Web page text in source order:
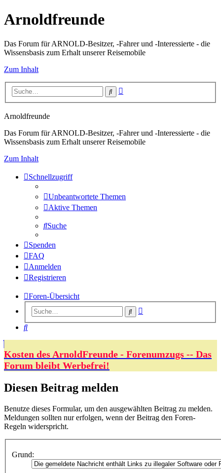
Arnoldfreunde
Das Forum für ARNOLD-Besitzer, -Fahrer und -Interessierte - die
Wissensbasis zum Erhalt unserer Reisemobile
Zum Inhalt
Suche
Arnoldfreunde
Das Forum für ARNOLD-Besitzer, -Fahrer und -Interessierte - die
Wissensbasis zum Erhalt unserer Reisemobile
Zum Inhalt
Schnellzugriff
Unbeantwortete Themen
Aktive Themen
Suche
Spenden
FAQ
Anmelden
Registrieren
Foren-Übersicht
Suche
Suche
Kosten des ArnoldFreunde - Forenumzugs -- Das
Forum bleibt Werbefrei!
Diesen Beitrag melden
Benutze dieses Formular, um den ausgewählten Beitrag zu melden.
Meldungen sollten nur erfolgen, wenn der Beitrag den Foren-
Regeln widerspricht.
Grund: